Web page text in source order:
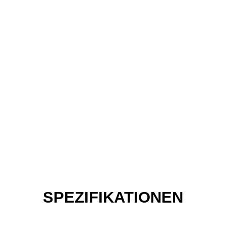
SPEZIFIKATIONEN